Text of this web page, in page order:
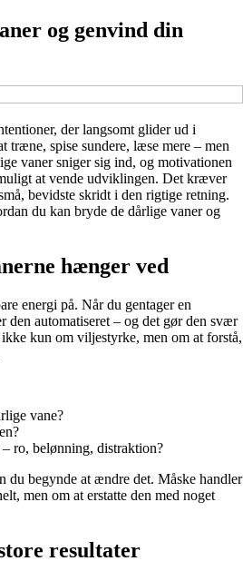
og genvind din
der langsomt glider ud i
træne, spise sundere, læse mere – men
vaner sniger sig ind, og motivationen
at vende udviklingen. Det kræver
bevidste skridt i den rigtige retning.
du kan bryde de dårlige vaner og
hænger ved
energi på. Når du gentager en
den automatiseret – og det gør den svær
kun om viljestyrke, men om at forstå,
vane?
ro, belønning, distraktion?
du begynde at ændre det. Måske handler
men om at erstatte den med noget
resultater